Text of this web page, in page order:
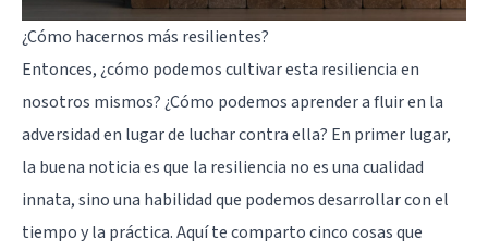
¿Cómo hacernos más resilientes?
Entonces, ¿cómo podemos cultivar esta resiliencia en
nosotros mismos? ¿Cómo podemos aprender a fluir en la
adversidad en lugar de luchar contra ella? En primer lugar,
la buena noticia es que la resiliencia no es una cualidad
innata, sino una habilidad que podemos desarrollar con el
tiempo y la práctica. Aquí te comparto cinco cosas que